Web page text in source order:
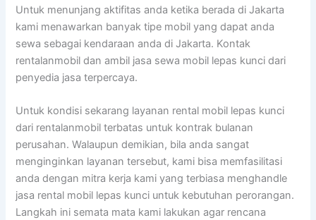
Untuk menunjang aktifitas anda ketika berada di Jakarta
kami menawarkan banyak tipe mobil yang dapat anda
sewa sebagai kendaraan anda di Jakarta. Kontak
rentalanmobil dan ambil jasa sewa mobil lepas kunci dari
penyedia jasa terpercaya.
Untuk kondisi sekarang layanan rental mobil lepas kunci
dari rentalanmobil terbatas untuk kontrak bulanan
perusahan. Walaupun demikian, bila anda sangat
menginginkan layanan tersebut, kami bisa memfasilitasi
anda dengan mitra kerja kami yang terbiasa menghandle
jasa rental mobil lepas kunci untuk kebutuhan perorangan.
Langkah ini semata mata kami lakukan agar rencana